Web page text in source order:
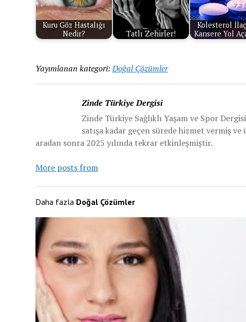
Kuru Göz Hastalığı
Nedir?
Tatlı Zehirler!
Kolesterol
Kansere Yol
Yayımlanan kategori: Doğal Çözümler
Zinde Türkiye Dergisi
Zinde Türkiye Sağlıklı Yaşam ve Spor
satışa kadar geçen sürede hizmet vermiş
aradan sonra 2025 yılında tekrar etkinleşmiştir.
More posts from
Daha fazla Doğal Çözümler